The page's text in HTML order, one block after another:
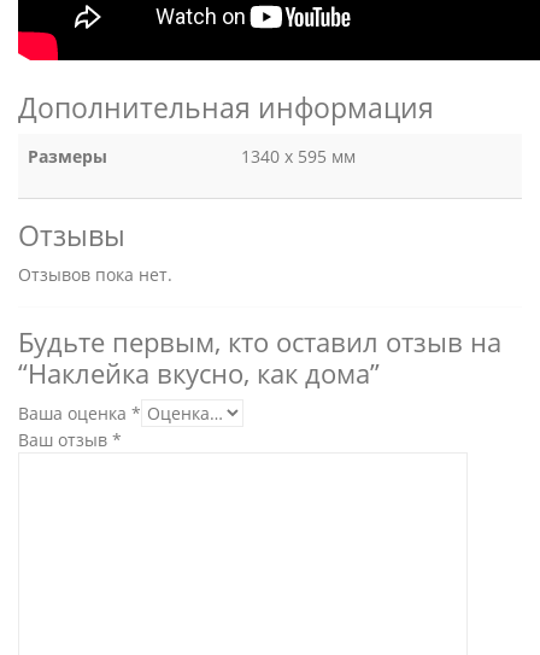
Дополнительная информация
Размеры 1340 х 595 мм
Отзывы
Отзывов пока нет.
Будьте первым, кто оставил отзыв на
“Наклейка вкусно, как дома”
Ваша оценка *
Ваш отзыв *